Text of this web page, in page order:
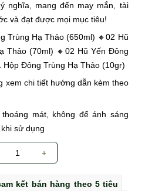
nghĩa, mang đến may mắn, tài
và đạt được mọi mục tiêu!
Trùng Hạ Thảo (650ml) 🔸02 Hũ
Thảo (70ml) 🔸02 Hũ Yến Đông
Hộp Đông Trùng Hạ Thảo (10gr)
xem chi tiết hướng dẫn kèm theo
mát, không để ánh sáng
sử dụng
1 +
kết bán hàng theo 5 tiêu